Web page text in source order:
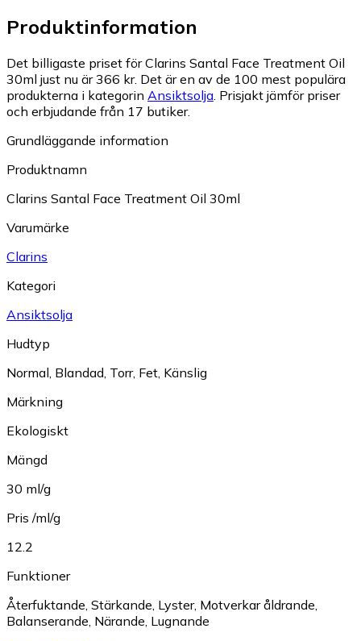
Produktinformation
Det billigaste priset för Clarins Santal Face Treatment Oil
30ml just nu är 366 kr. Det är en av de 100 mest populära
produkterna i kategorin Ansiktsolja. Prisjakt jämför priser
och erbjudande från 17 butiker.
Grundläggande information
Produktnamn
Clarins Santal Face Treatment Oil 30ml
Varumärke
Clarins
Kategori
Ansiktsolja
Hudtyp
Normal, Blandad, Torr, Fet, Känslig
Märkning
Ekologiskt
Mängd
30 ml/g
Pris /ml/g
12.2
Funktioner
Återfuktande, Stärkande, Lyster, Motverkar åldrande,
Balanserande, Närande, Lugnande